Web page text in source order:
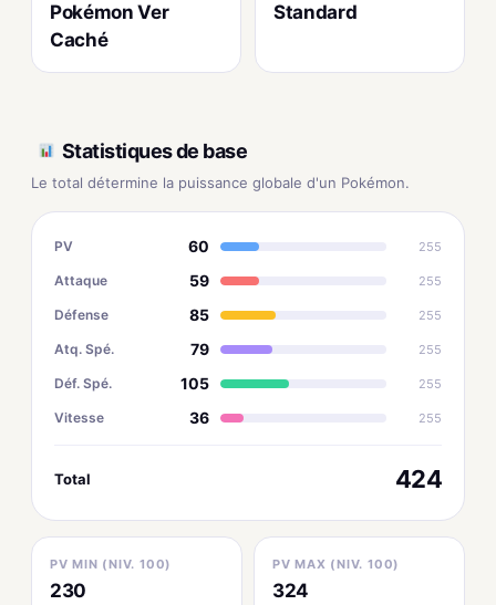
Pokémon Ver
Caché
Standard
Statistiques de base
Le total détermine la puissance globale d'un Pokémon.
PV 60 255
Attaque 59 255
Défense 85 255
Atq. Spé. 79 255
Déf. Spé. 105 255
Vitesse 36 255
Total 424
PV MIN (NIV. 100)
230
PV MAX (NIV. 100)
324